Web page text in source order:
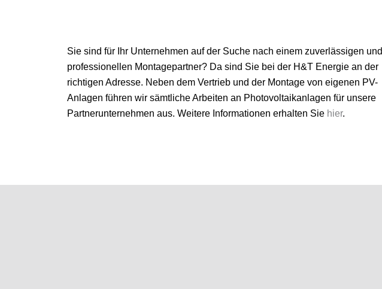
Sie sind für Ihr Unternehmen auf der Suche nach einem zuverlässigen und
professionellen Montagepartner? Da sind Sie bei der H&T Energie an der
richtigen Adresse. Neben dem Vertrieb und der Montage von eigenen PV-
Anlagen führen wir sämtliche Arbeiten an Photovoltaikanlagen für unsere
Partnerunternehmen aus. Weitere Informationen erhalten Sie hier.